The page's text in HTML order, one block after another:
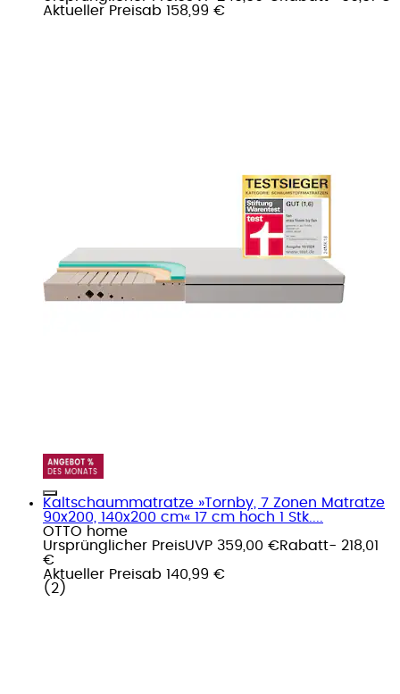
Aktueller Preisab 158,99 €
Kaltschaummatratze »Tornby, 7 Zonen Matratze
90x200, 140x200 cm« 17 cm hoch 1 Stk....
OTTO home
Ursprünglicher PreisUVP 359,00 €Rabatt- 218,01
€
Aktueller Preisab 140,99 €
( 2 )